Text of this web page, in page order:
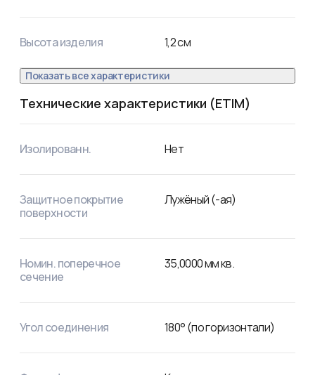
Высота изделия 1,2см
Показать все характеристики
Технические характеристики (ETIM)
Изолированн. Нет
Защитное покрытие
поверхности
Лужёный (-ая)
Номин. поперечное
сечение
35,0000мм кв.
Угол соединения 180° (по горизонтали)